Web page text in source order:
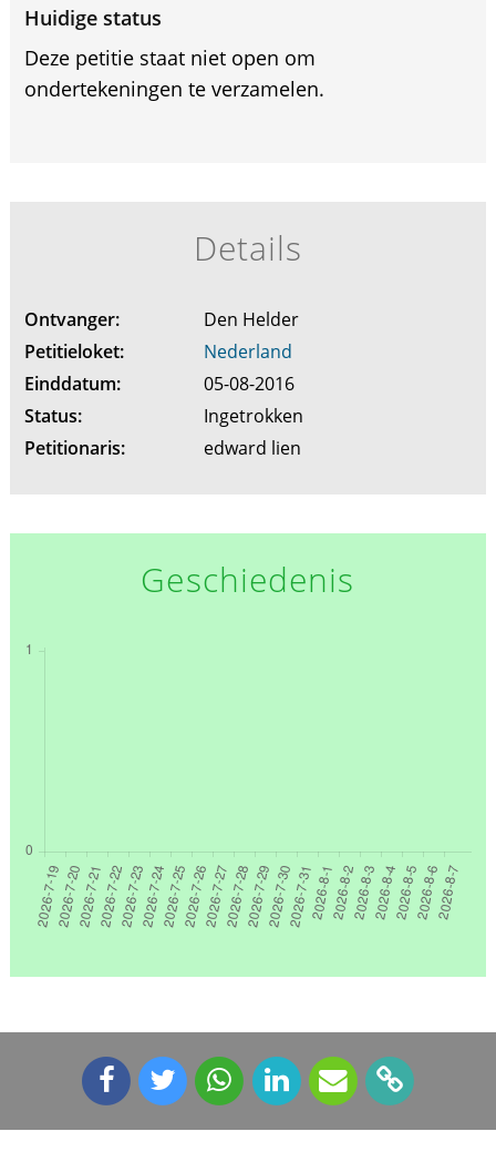
Huidige status
Deze petitie staat niet open om
ondertekeningen te verzamelen.
Details
Ontvanger:
Den Helder
Petitieloket:
Nederland
Einddatum:
05-08-2016
Status:
Ingetrokken
Petitionaris:
edward lien
Geschiedenis